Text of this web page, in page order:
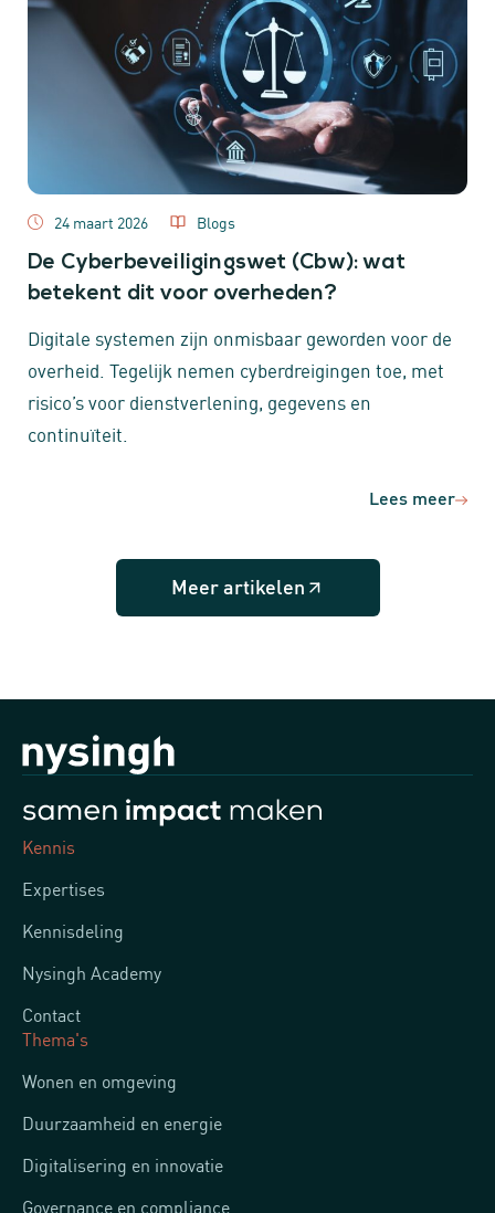
24 maart 2026
Blogs
De Cyberbeveiligingswet (Cbw): wat
betekent dit voor overheden?
Digitale systemen zijn onmisbaar geworden voor de
overheid. Tegelijk nemen cyberdreigingen toe, met
risico’s voor dienstverlening, gegevens en
continuïteit.
Lees meer
Meer artikelen
Kennis
Expertises
Kennisdeling
Nysingh Academy
Contact
Thema's
Wonen en omgeving
Duurzaamheid en energie
Digitalisering en innovatie
Governance en compliance